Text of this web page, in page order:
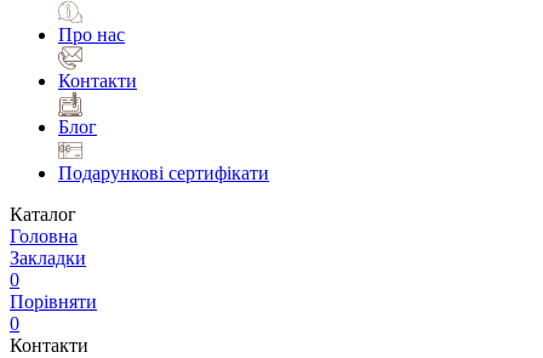
Про нас
Контакти
Блог
Подарункові сертифікати
Каталог
Головна
Закладки
0
Порівняти
0
Контакти